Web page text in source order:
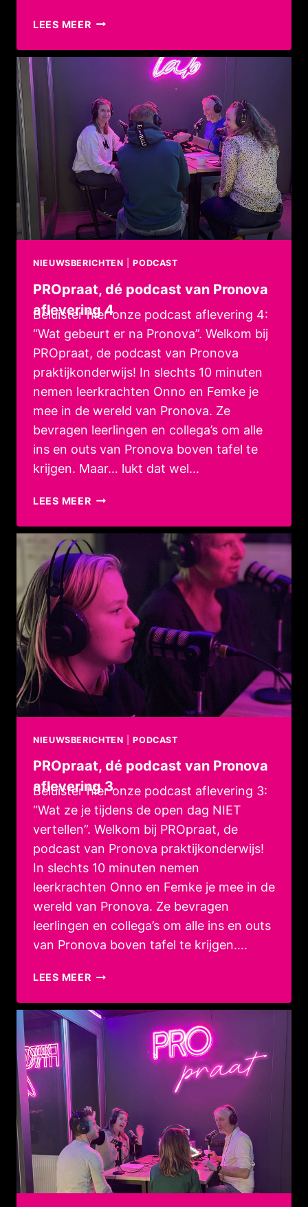
LEES MEEROPEN
22
NIEUWSBERICHTEN |PODCAST
PROpraat, dé podcast van Pronova
aflevering 4
Beluister hier onze podcast aflevering 4:
“Wat gebeurt er na Pronova”. Welkom bij
PROpraat, de podcast van Pronova
praktijkonderwijs! In slechts 10 minuten
nemen leerkrachten Onno en Femke je
mee in de wereld van Pronova. Ze
bevragen leerlingen en collega’s om alle
ins en outs van Pronova boven tafel te
krijgen. Maar… lukt dat wel…
LEES MEERPROPRAAT,
PODCAST
VAN
PRONOVA
AFLEVERING
4
NIEUWSBERICHTEN |PODCAST
PROpraat, dé podcast van Pronova
aflevering 3
Beluister hier onze podcast aflevering 3:
“Wat ze je tijdens de open dag NIET
vertellen”. Welkom bij PROpraat, de
podcast van Pronova praktijkonderwijs!
In slechts 10 minuten nemen
leerkrachten Onno en Femke je mee in de
wereld van Pronova. Ze bevragen
leerlingen en collega’s om alle ins en outs
van Pronova boven tafel te krijgen….
LEES MEERPROPRAAT,
PODCAST
VAN
PRONOVA
AFLEVERING
3